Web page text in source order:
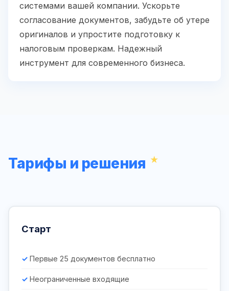
системами вашей компании. Ускорьте
согласование документов, забудьте об утере
оригиналов и упростите подготовку к
налоговым проверкам. Надежный
инструмент для современного бизнеса.
Тарифы и решения
Старт
Первые 25 документов бесплатно
Неограниченные входящие